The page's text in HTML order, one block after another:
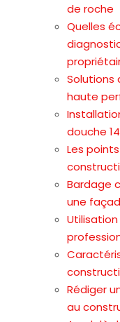
de roche
Quelles
Solutions
haute
douche
Les
Bardage
une
Rédiger
au